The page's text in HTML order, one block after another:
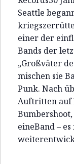
Seattle
einer der
Bands der
„Großväter
mischen sie
Punk. Nach
Auftritten auf
eineBand –